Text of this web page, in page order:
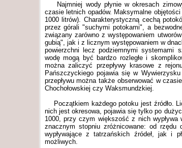
Najmniej wody płynie w okresach
czasie letnich opadów. Maksymalne
1000 litrów). Charakterystyczną cechą
przez górali "suchymi potokami", a
związany zarówno z występowaniem
gubią", jak i z licznym występowaniem w
powierzchni lecz podziemnymi systemami
wodę mogą być bardzo rozległe i
można zaliczyć przepływy krasowe z
Pańszczyckiego pojawia się w
przepływu można także obserwować w
Chochołowskiej czy Waksmundzkiej.
Początkiem każdego potoku jest źródło.
nich jest okresowa, pojawia się tylko po
1000, przy czym większość z nich
znacznym stopniu zróżnicowane: od
wypływające z tatrzańskich źródeł, jak i
możliwych.